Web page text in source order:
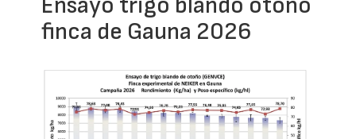
finca de Gauna 2026